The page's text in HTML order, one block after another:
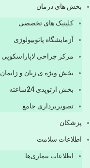
بخش های درمان
کلینیک های تخصصی
آزمایشگاه پاتوبیولوژی
مرکز جراحی لاپاراسکوپی
بخش ویژه ی زنان و زایمان
بخش ارتوپدی 24ساعته
تصویربرداری جامع
پزشكان
اطلاعات سلامت
اطلاعات بیماری‌ها